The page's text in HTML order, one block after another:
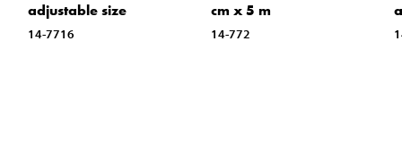
adjustable size
14-7716
cm x 5 m
14-772